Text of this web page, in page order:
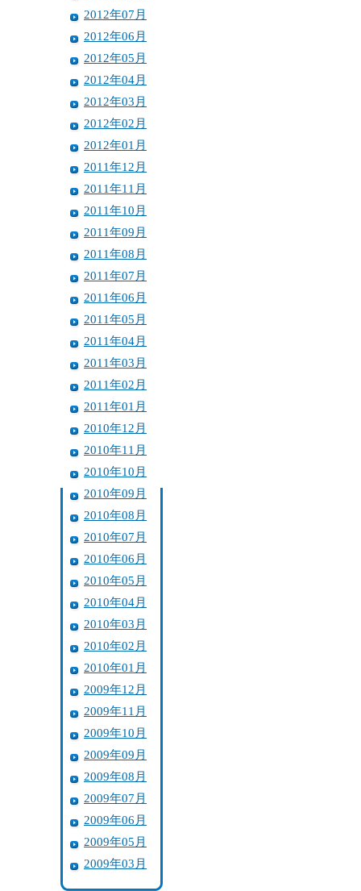
2012年07月
2012年06月
2012年05月
2012年04月
2012年03月
2012年02月
2012年01月
2011年12月
2011年11月
2011年10月
2011年09月
2011年08月
2011年07月
2011年06月
2011年05月
2011年04月
2011年03月
2011年02月
2011年01月
2010年12月
2010年11月
2010年10月
2010年09月
2010年08月
2010年07月
2010年06月
2010年05月
2010年04月
2010年03月
2010年02月
2010年01月
2009年12月
2009年11月
2009年10月
2009年09月
2009年08月
2009年07月
2009年06月
2009年05月
2009年03月